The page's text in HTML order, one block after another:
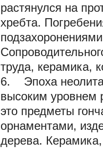
растянулся на
хребта.
труда, керамика,
6. Эпоха неолита
высоким уровнем
это предметы
орнаментами,
дерева.